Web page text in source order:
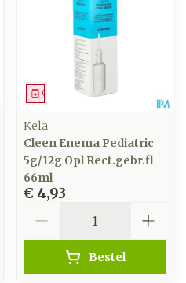
Geneesmiddel
Kela
Cleen Enema Pediatric
5g/12g Opl Rect.gebr.fl
66ml
€ 4,93
Bestel